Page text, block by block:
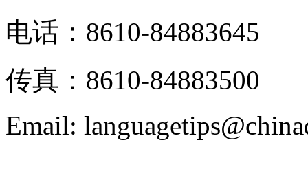
电话：8610-84883645
传真：8610-84883500
Email: